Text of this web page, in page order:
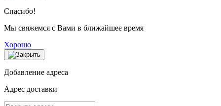
Спасибо!
Мы свяжемся с Вами в ближайшее время
Хорошо
Добавление адреса
Адрес доставки